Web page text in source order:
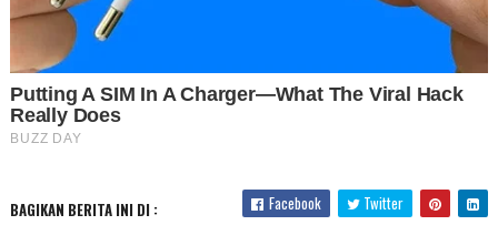
BAGIKAN BERITA INI DI : Facebook Twitter